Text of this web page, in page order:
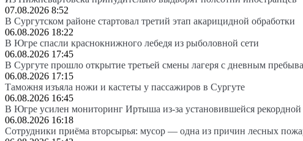
07.08.2026 8:52
В Сургутском районе стартовал третий этап акарицидной обработки
06.08.2026 18:22
В Югре спасли краснокнижного лебедя из рыболовной сети
06.08.2026 17:45
В Сургуте прошло открытие третьей смены лагеря с дневным
06.08.2026 17:15
Таможня изъяла ножи и кастеты у пассажиров в Сургуте
06.08.2026 16:45
В Югре усилен мониторинг Иртыша из-за установившейся
06.08.2026 16:18
Сотрудники приёма вторсырья: мусор — одна из причин лесных